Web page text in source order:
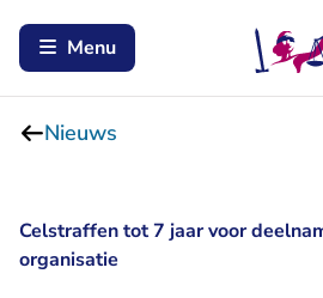
Menu
Nieuws
Celstraffen tot 7 jaar voor
organisatie